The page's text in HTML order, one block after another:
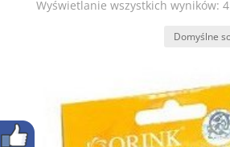
Wyświetlanie wszystkich wyników: 4